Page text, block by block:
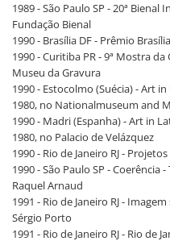
1989 - São Paulo SP - 20ª
Fundação Bienal
1990 - Brasília DF - Prêmio
1990 - Curitiba PR - 9ª Mostra
Museu da Gravura
1990 - Estocolmo (Suécia) - Art
1980, no Nationalmuseum and
1990 - Madri (Espanha) - Art in
1980, no Palacio de Velázquez
1990 - Rio de Janeiro RJ -
1990 - São Paulo SP -
Raquel Arnaud
1991 - Rio de Janeiro RJ -
Sérgio Porto
1991 - Rio de Janeiro RJ - Rio de